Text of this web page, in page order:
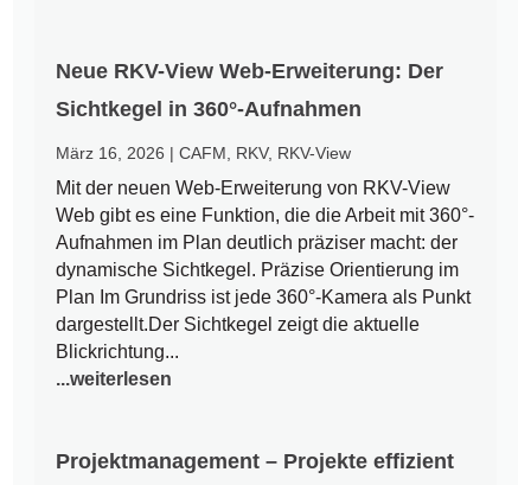
Neue RKV-View Web-Erweiterung: Der
Sichtkegel in 360°-Aufnahmen
März 16, 2026 |CAFM RKV, RKV-View
Mit der neuen Web-Erweiterung von RKV-View
Web gibt es eine Funktion, die die Arbeit mit 360°-
Aufnahmen im Plan deutlich präziser macht: der
dynamische Sichtkegel. Präzise Orientierung im
Plan Im Grundriss ist jede 360°-Kamera als Punkt
dargestellt.Der Sichtkegel zeigt die aktuelle
Blickrichtung...
...weiterlesen
Projektmanagement – Projekte effizient